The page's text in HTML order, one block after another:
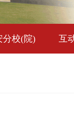
分校(院) 互